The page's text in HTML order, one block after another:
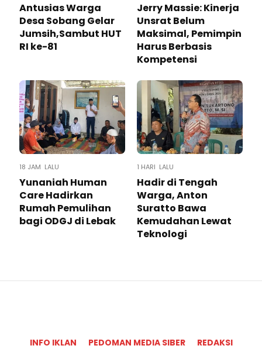
Antusias Warga
Desa Sobang Gelar
Jumsih,Sambut HUT
RI ke-81
Jerry Massie: Kinerja
Unsrat Belum
Maksimal, Pemimpin
Harus Berbasis
Kompetensi
18 JAM LALU
Yunaniah Human
Care Hadirkan
Rumah Pemulihan
bagi ODGJ di Lebak
1 HARI LALU
Hadir di Tengah
Warga, Anton
Suratto Bawa
Kemudahan Lewat
Teknologi ​
INFO IKLAN PEDOMAN MEDIA SIBER
REDAKSI